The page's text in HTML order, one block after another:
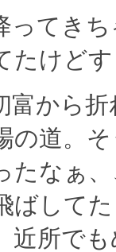
ってき
たけど
富から
の道。
たなぁ
ばして
近所で